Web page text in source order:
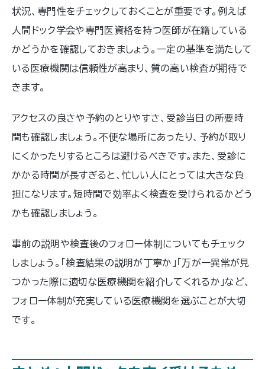
状況、専門性をチェックしておくことが重要です。例えば
人間ドック学会や専門医資格を持つ医師が在籍している
かどうかを確認しておきましょう。一定の基準を満たして
いる医療機関は信頼性が高まり、質の高い検査が期待で
きます。
アクセスの良さや予約のとりやすさ、受診当日の所要時
間も確認しましょう。不便な場所にあったり、予約が取り
にくかったりするところは避けるべきです。また、受診に
かかる時間が長すぎると、忙しい人にとっては大きな負
担になります。短時間で効率よく検査を受けられるかどう
かも確認しましょう。
事前の説明や検査後のフォロー体制についてもチェック
しましょう。「検査結果の説明が丁寧か」「万が一異常が見
つかった際に適切な医療機関を紹介してくれるか」など、
フォロー体制が充実している医療機関を選ぶことが大切
です。